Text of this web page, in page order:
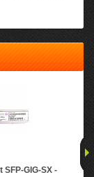
GIG-SX -